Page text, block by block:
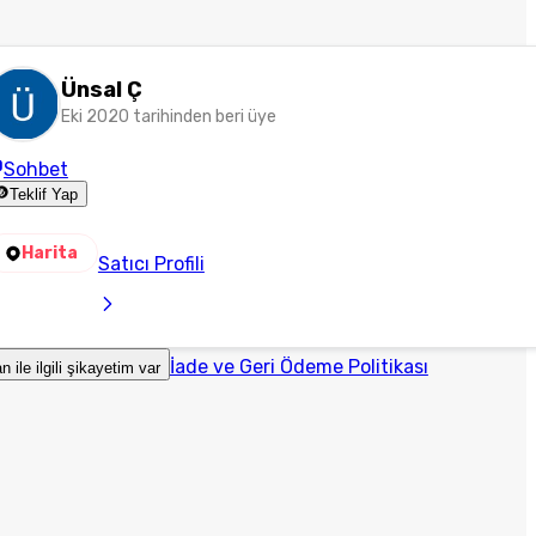
Ünsal Ç
Eki 2020 tarihinden beri üye
Sohbet
Teklif Yap
Harita Satıcı Profili
ile ilgili şikayetim var İade ve Geri Ödeme Politikası